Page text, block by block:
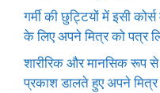
गर्मी की छुट्टियों में इसी
के लिए अपने मित्र को पत्र
शारीरिक और मानसिक रूप
प्रकाश डालते हुए अपने